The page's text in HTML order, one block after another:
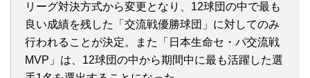
リーグ対決方式から変更となり、12球団の中で最も
良い成績を残した「交流戦優勝球団」に対してのみ
行われることが決定。また「日本生命セ・パ交流戦
MVP」は、12球団の中から期間中に最も活躍した選